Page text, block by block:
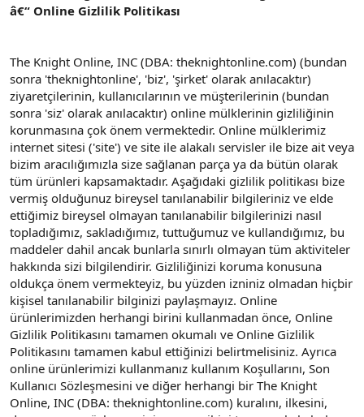
n
i
â€“ Online Gizlilik Politikası
The Knight Online, INC (DBA: theknightonline.com) (bundan
sonra 'theknightonline', 'biz', 'şirket' olarak anılacaktır)
ziyaretçilerinin, kullanıcılarının ve müşterilerinin (bundan
sonra 'siz' olarak anılacaktır) online mülklerinin gizliliğinin
korunmasına çok önem vermektedir. Online mülklerimiz
internet sitesi ('site') ve site ile alakalı servisler ile bize ait veya
bizim aracılığımızla size sağlanan parça ya da bütün olarak
tüm ürünleri kapsamaktadır. Aşağıdaki gizlilik politikası bize
vermiş olduğunuz bireysel tanılanabilir bilgileriniz ve elde
ettiğimiz bireysel olmayan tanılanabilir bilgilerinizi nasıl
topladığımız, sakladığımız, tuttuğumuz ve kullandığımız, bu
maddeler dahil ancak bunlarla sınırlı olmayan tüm aktiviteler
hakkında sizi bilgilendirir. Gizliliğinizi koruma konusuna
oldukça önem vermekteyiz, bu yüzden izniniz olmadan hiçbir
kişisel tanılanabilir bilginizi paylaşmayız. Online
ürünlerimizden herhangi birini kullanmadan önce, Online
Gizlilik Politikasını tamamen okumalı ve Online Gizlilik
Politikasını tamamen kabul ettiğinizi belirtmelisiniz. Ayrıca
online ürünlerimizi kullanmanız kullanım Koşullarını, Son
Kullanıcı Sözleşmesini ve diğer herhangi bir The Knight
Online, INC (DBA: theknightonline.com) kuralını, ilkesini,